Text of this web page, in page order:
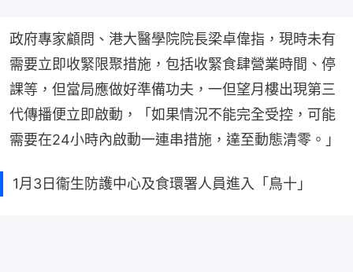
政府專家顧問、港大醫學院院長梁卓偉指，現時未有
需要立即收緊限聚措施，包括收緊食肆營業時間、停
課等，但當局應做好準備功夫，一但望月樓出現第三
代傳播便立即啟動，「如果情況不能完全受控，可能
需要在24小時內啟動一連串措施，達至動態清零。」
1月3日衞生防護中心及食環署人員進入「鳥十」